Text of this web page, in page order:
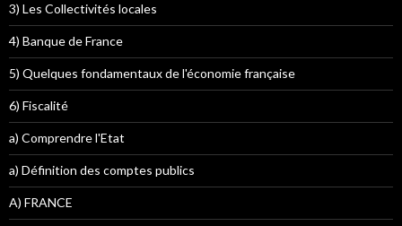
3) Les Collectivités locales
4) Banque de France
5) Quelques fondamentaux de l'économie française
6) Fiscalité
a) Comprendre l'Etat
a) Définition des comptes publics
A) FRANCE